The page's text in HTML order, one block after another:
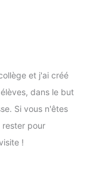
et j'ai créé
dans le but
Si vous n'êtes
rester pour
!